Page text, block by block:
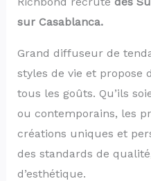
sur Casablanca.
Grand diffuseur de
styles de vie et propose
tous les goûts. Qu’ils
ou contemporains, les
créations uniques et
des standards de
d’esthétique.